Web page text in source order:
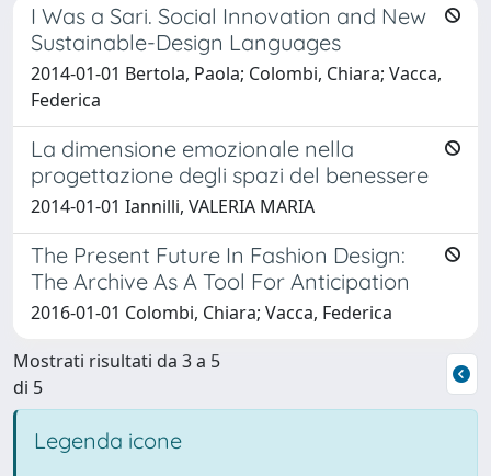
I Was a Sari. Social Innovation and New
Sustainable-Design Languages
2014-01-01 Bertola, Paola; Colombi, Chiara; Vacca,
Federica
La dimensione emozionale nella
progettazione degli spazi del benessere
2014-01-01 Iannilli, VALERIA MARIA
The Present Future In Fashion Design:
The Archive As A Tool For Anticipation
2016-01-01 Colombi, Chiara; Vacca, Federica
Mostrati risultati da 3 a 5
di 5
Legenda icone